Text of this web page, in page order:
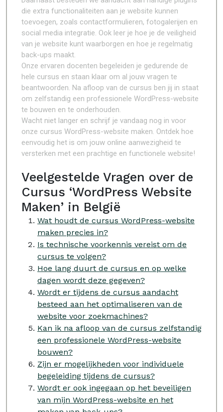
die extra functionaliteiten aan je website kunnen
toevoegen, zoals contactformulieren, fotogalerijen en
social media integratie. Ook leer je hoe je de veiligheid
van je website kunt waarborgen en hoe je regelmatig
back-ups maakt.
Onze ervaren docenten begeleiden je gedurende de
hele cursus en staan klaar om al jouw vragen te
beantwoorden. Na afloop van de cursus ben jij in staat
om zelfstandig een professionele WordPress-website
te bouwen en te onderhouden.
Wacht niet langer en schrijf je vandaag nog in voor
onze cursus WordPress-website maken. Ontdek hoe
eenvoudig het is om jouw online aanwezigheid te
versterken met een prachtige en functionele website!
Veelgestelde Vragen over de
Cursus ‘WordPress Website
Maken’ in België
Wat houdt de cursus WordPress-website
maken precies in?
Is technische voorkennis vereist om de
cursus te volgen?
Hoe lang duurt de cursus en op welke
dagen wordt deze gegeven?
Wordt er tijdens de cursus aandacht
besteed aan het optimaliseren van de
website voor zoekmachines?
Kan ik na afloop van de cursus zelfstandig
een professionele WordPress-website
bouwen?
Zijn er mogelijkheden voor individuele
begeleiding tijdens de cursus?
Wordt er ook ingegaan op het beveiligen
van mijn WordPress-website en het